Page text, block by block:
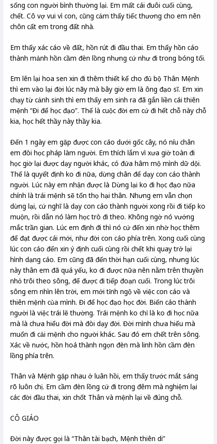
sống con người bình thường lại. Em mất cái đuôi cuối cùng,
chết. Cô vợ vui vì con, cũng cảm thấy tiếc thương cho em nên
chôn cất em trong đất nhà.
Em thấy xác cáo về đất, hồn rút đi đầu thai. Em thấy hồn cáo
thành mảnh hồn cầm đèn lồng nhưng cứ như đi trong bóng tối.
Em lên lại hoa sen xin đi thêm thiết kế cho đủ bộ Thân Mệnh
thì em vào lại đời lúc nãy mà bây giờ em là ông đạo sĩ. Em xin
chạy từ cảnh sinh thì em thấy em sinh ra đã gắn liền cái thiên
mệnh “Đi để học đạo”. Thế là cuộc đời em cứ đi hết chỗ này chỗ
kia, học hết thầy này thầy kia.
Đến 1 ngày em gặp được con cáo dưới gốc cây, nó níu chân
em đòi học pháp làm người. Em thích lắm vì xưa giờ toàn đi
học giờ lại được dạy người khác, có đứa hâm mộ mình dữ dội.
Thế là quyết định ko đi nữa, dừng chân để dạy con cáo thành
người. Lúc này em nhận được là Dừng lại ko đi học đạo nữa
chính là trái mệnh sẽ tổn thọ hại thân. Nhưng em vẫn chọn
dừng lại, cứ nghĩ là dạy con cáo thành người xong rồi đi tiếp ko
muộn, rồi dẫn nó làm học trò đi theo. Không ngờ nó vướng
mắc trần gian. Lúc em định đi thì nó cứ đến xin nhờ học thêm
để đạt được cái mới, như đời con cáo phía trên. Xong cuối cùng
lúc con cáo đến xin ý định cuối cùng rồi chết khi quay trở lại
hình dạng cáo. Em cũng đã đến thời hạn cuối cùng, nhưng lúc
này thân em đã quá yếu, ko đi được nữa nên nằm trên thuyền
nhỏ trôi theo sông, để được đi tiếp đoạn cuối. Trong lúc trôi
sông em nhìn lên trời, em mới tỉnh ngộ về việc con cáo và
thiên mệnh của mình. Đi để học đạo học đời. Biến cáo thành
người là việc trái lẽ thường. Trái mệnh ko chỉ là ko đi học nữa
mà là chưa hiểu đời mà đòi dạy đời. Đời mình chưa hiểu mà
muốn đi cải mệnh cho người khác. Sau đó em chết trên sông.
Xác về nước, hồn hoá thành ngọn đèn mà linh hồn cầm đèn
lồng phía trên.
Thân và Mệnh gặp nhau ở luân hồi, em thấy trước mắt sáng
rõ luôn chị. Em cầm đèn lồng cứ đi trong đêm mà nghiệm lại
các đời đầu thai, xin chốt Thân và mệnh lại về đúng chỗ.
CÔ GIÁO
Đời này được gọi là “Thân tài bạch, Mệnh thiên di”